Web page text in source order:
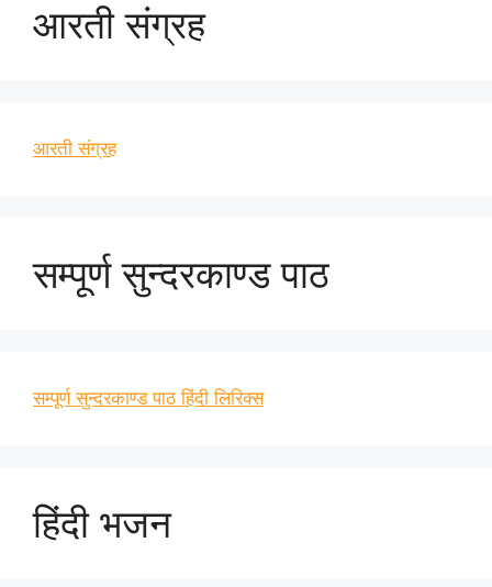
आरती संग्रह
आरती संग्रह
सम्पूर्ण सुन्दरकाण्ड पाठ
सम्पूर्ण सुन्दरकाण्ड पाठ हिंदी लिरिक्स
हिंदी भजन